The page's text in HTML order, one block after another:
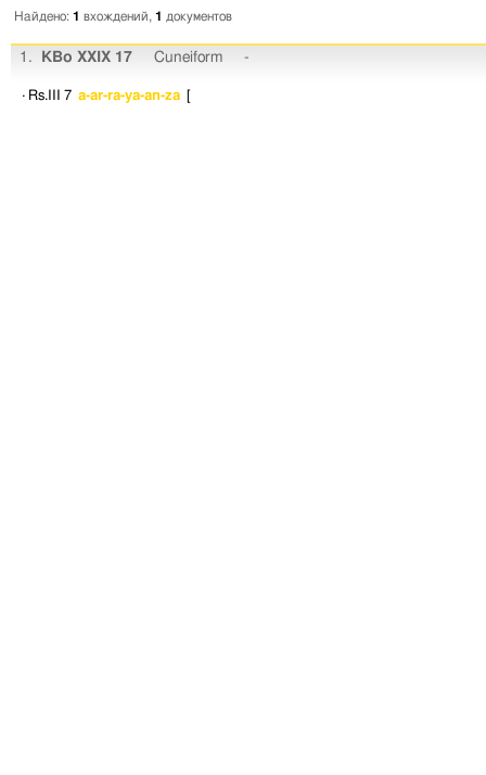
Найдено: 1 вхождений, 1 документов
1. KBo XXIX 17 Cuneiform -
· Rs.III 7 a-ar-ra-ya-an-za [